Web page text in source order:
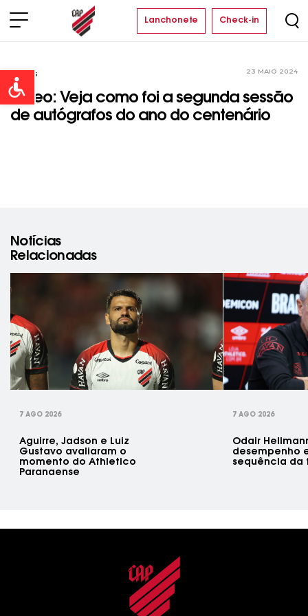
Open toolbar
Lanchonete Check-in
Vídeos 23 MAIO 2024
Vídeo: Veja como foi a segunda sessão
de autógrafos do ano do centenário
Notícias
Relacionadas
7 AGO 2026
Aguirre, Jadson e Luiz
Gustavo avaliaram o
momento do Athletico
Paranaense
7 AGO 2026
Odair
desempenho
sequência da